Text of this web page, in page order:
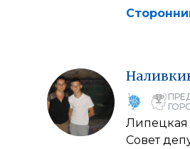
Липецкая
Совет